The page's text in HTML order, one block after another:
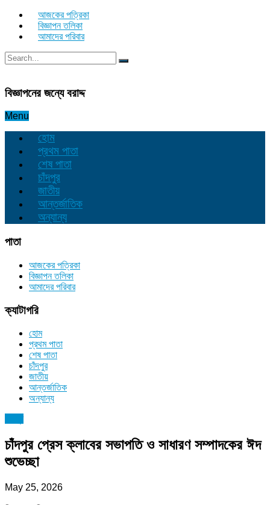
আজকের পত্রিকা
বিজ্ঞাপন তলিকা
আমাদের পরিবার
বিজ্ঞাপনের জন্যে বরাদ্দ
Menu
হোম
প্রথম পাতা
শেষ পাতা
চাঁদপুর
জাতীয়
আন্তর্জাতিক
অন্যান্য
পাতা
আজকের পত্রিকা
বিজ্ঞাপন তলিকা
আমাদের পরিবার
ক্যাটাগরি
হোম
প্রথম পাতা
শেষ পাতা
চাঁদপুর
জাতীয়
আন্তর্জাতিক
অন্যান্য
চাঁদপুর প্রেস ক্লাবের সভাপতি ও সাধারণ সম্পাদকের ঈদ
শুভেচ্ছা
May 25, 2026